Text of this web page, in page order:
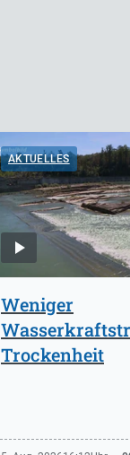
AKTUELLES
Weniger
Trockenheit